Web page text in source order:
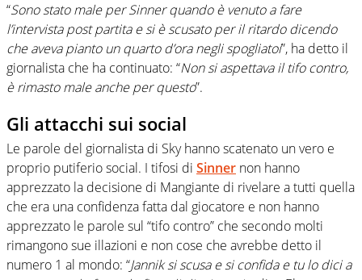
“Sono stato male per Sinner quando è venuto a fare
l’intervista post partita e si è scusato per il ritardo dicendo
che aveva pianto un quarto d’ora negli spogliatoi”, ha detto il
giornalista che ha continuato: “Non si aspettava il tifo contro,
è rimasto male anche per questo”.
Gli attacchi sui social
Le parole del giornalista di Sky hanno scatenato un vero e
proprio putiferio social. I tifosi di Sinner non hanno
apprezzato la decisione di Mangiante di rivelare a tutti quella
che era una confidenza fatta dal giocatore e non hanno
apprezzato le parole sul “tifo contro” che secondo molti
rimangono sue illazioni e non cose che avrebbe detto il
numero 1 al mondo: “Jannik si scusa e si confida e tu lo dici a